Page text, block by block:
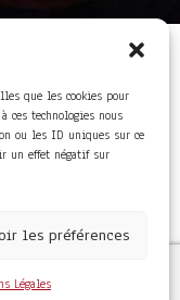
que les cookies pour
ces technologies nous
ou les ID uniques sur ce
un effet négatif sur
les préférences
Légales